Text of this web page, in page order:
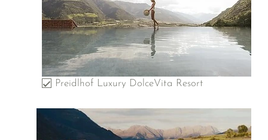
Preidlhof Luxury DolceVita Resort